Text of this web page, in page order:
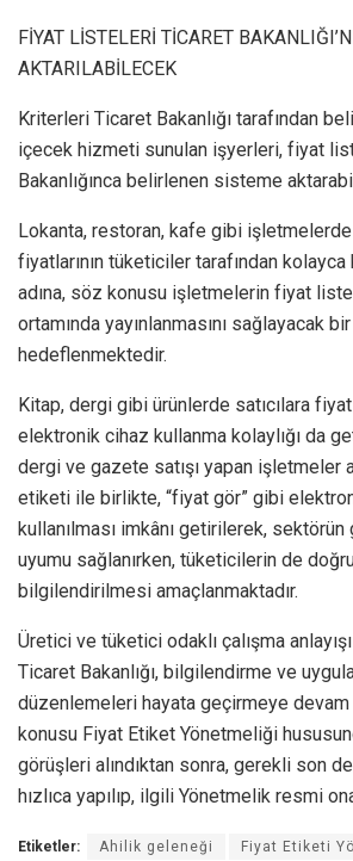
FİYAT LİSTELERİ TİCARET
AKTARILABİLECEK
Kriterleri Ticaret Bakanlığı tarafından
içecek hizmeti sunulan işyerleri, fiyat
Bakanlığınca belirlenen sisteme
Lokanta, restoran, kafe gibi
fiyatlarının tüketiciler tarafından kolayca
adına, söz konusu işletmelerin fiyat
ortamında yayınlanmasını sağlayacak
hedeflenmektedir.
Kitap, dergi gibi ürünlerde satıcılara
elektronik cihaz kullanma kolaylığı da
dergi ve gazete satışı yapan işletmeler
etiketi ile birlikte, “fiyat gör” gibi
kullanılması imkânı getirilerek,
uyumu sağlanırken, tüketicilerin de
bilgilendirilmesi amaçlanmaktadır.
Üretici ve tüketici odaklı çalışma
Ticaret Bakanlığı, bilgilendirme ve
düzenlemeleri hayata geçirmeye
konusu Fiyat Etiket Yönetmeliği
görüşleri alındıktan sonra, gerekli son
hızlıca yapılıp, ilgili Yönetmelik resmi
Etiketler: Ahilik geleneği Fiyat Etiketi